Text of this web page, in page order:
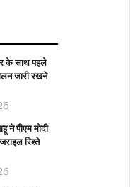
के साथ पहले
जारी रखने
ने पीएम मोदी
रिश्ते